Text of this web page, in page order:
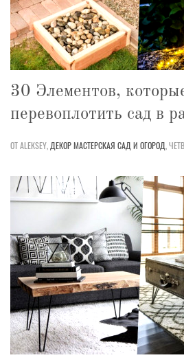
30 Элементов,
перевоплотить сад в
ОТ ALEKSEY, ДЕКОРМАСТЕРСКАЯ САД И ОГОРОД,